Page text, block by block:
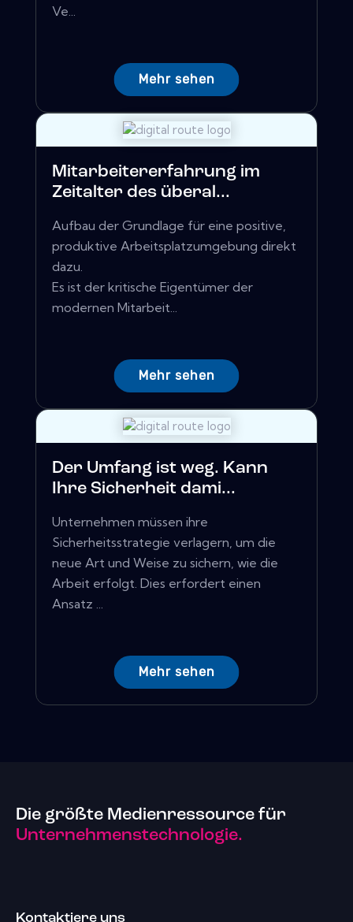
Ve...
Mehr sehen
Mitarbeitererfahrung im
Zeitalter des überal...
Aufbau der Grundlage für eine positive,
produktive Arbeitsplatzumgebung direkt
dazu.
Es ist der kritische Eigentümer der
modernen Mitarbeit...
Mehr sehen
Der Umfang ist weg. Kann
Ihre Sicherheit dami...
Unternehmen müssen ihre
Sicherheitsstrategie verlagern, um die
neue Art und Weise zu sichern, wie die
Arbeit erfolgt. Dies erfordert einen
Ansatz ...
Mehr sehen
Die größte Medienressource für
Unternehmenstechnologie.
Kontaktiere uns